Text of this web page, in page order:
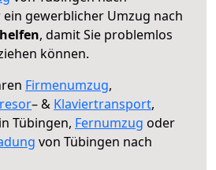
gewerblicher Umzug nach
, damit Sie problemlos
können.
Firmenumzug,
– & Klaviertransport,
in Tübingen, Fernumzug oder
von Tübingen nach